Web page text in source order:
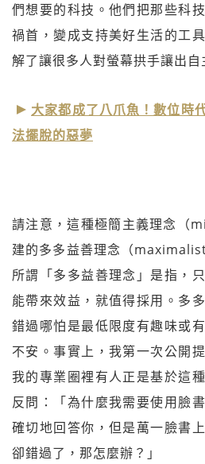
們想要的科技。他們把那些科
禍首，變成支持美好生活的工
解了讓很多人對螢幕拱手讓出自
大家都成了八爪魚！數位時
法擺脫的惡夢
請注意，這種極簡主義理念（
建的多多益善理念（
所謂「多多益善理念」是指，
能帶來效益，就值得採用。多
錯過哪怕是最低限度有趣味或
不安。事實上，我第一次公開
我的專業圈裡有人正是基於這
反問：「為什麼我需要使用臉
確切地回答你，但是萬一臉書
卻錯過了，那怎麼辦？」